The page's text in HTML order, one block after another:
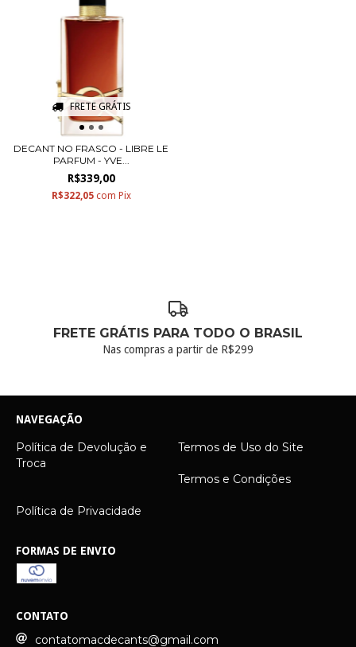
FRETE GRÁTIS
DECANT NO FRASCO - LIBRE LE
PARFUM - YVE...
R$339,00
R$322,05 com Pix
FRETE GRÁTIS PARA TODO O BRASIL
Nas compras a partir de R$299
NAVEGAÇÃO
Política de Devolução e
Troca
Termos de Uso do Site
Termos e Condições
Política de Privacidade
FORMAS DE ENVIO
CONTATO
contatomacdecants@gmail.com